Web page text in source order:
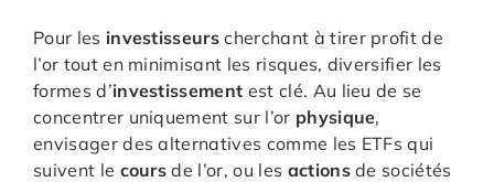
Pour les investisseurs cherchant à tirer profit de
l’or tout en minimisant les risques, diversifier les
formes d’investissement est clé. Au lieu de se
concentrer uniquement sur l’or physique,
envisager des alternatives comme les ETFs qui
suivent le cours de l’or, ou les actionsde sociétés